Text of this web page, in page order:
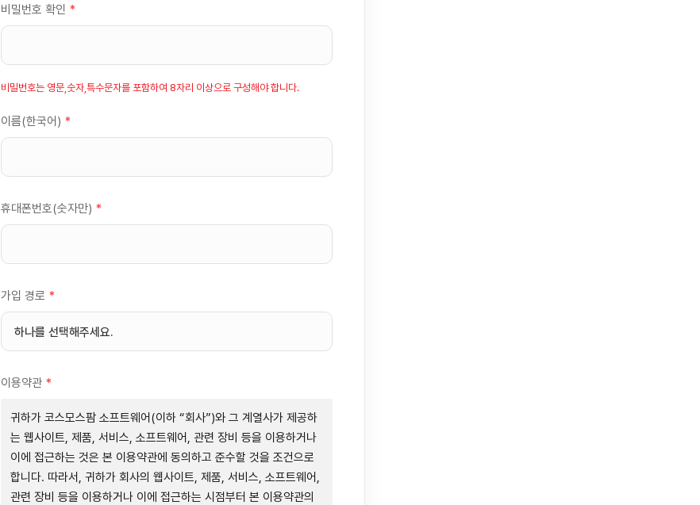
비밀번호 확인 *
비밀번호는 영문,숫자,특수문자를 포함하여 8자리 이상으로 구성해야 합니다.
이름(한국어) *
휴대폰번호(숫자만) *
가입 경로 *
이용약관 *
귀하가 코스모스팜 소프트웨어(이하 “회사”)와 그 계열사가 제공하
는 웹사이트, 제품, 서비스, 소프트웨어, 관련 장비 등을 이용하거나
이에 접근하는 것은 본 이용약관에 동의하고 준수할 것을 조건으로
합니다. 따라서, 귀하가 회사의 웹사이트, 제품, 서비스, 소프트웨어,
관련 장비 등을 이용하거나 이에 접근하는 시점부터 본 이용약관의